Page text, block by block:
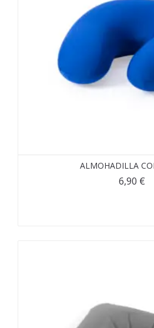
ALMOHADILLA
6,90 €